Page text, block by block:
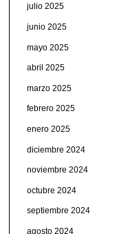
julio 2025
junio 2025
mayo 2025
abril 2025
marzo 2025
febrero 2025
enero 2025
diciembre 2024
noviembre 2024
octubre 2024
septiembre 2024
agosto 2024